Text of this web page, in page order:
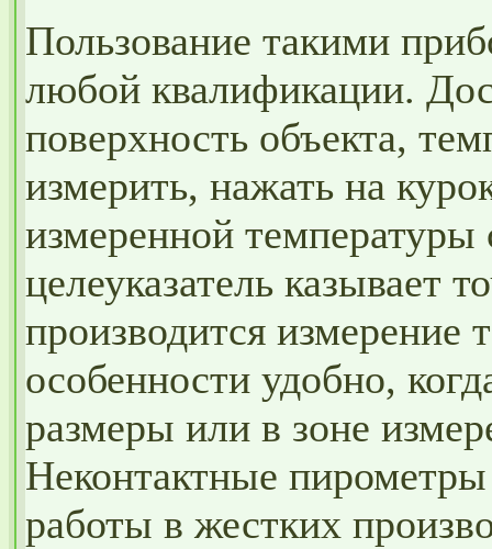
Пользование такими
любой квалификации.
поверхность объекта,
измерить, нажать на
измеренной
целеуказатель казывает
производится измерение
особенности удобно,
размеры или в зоне
Неконтактные
работы в жестких